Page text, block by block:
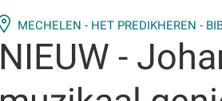
MECHELEN - HET PREDIKHEREN -
NIEUW -